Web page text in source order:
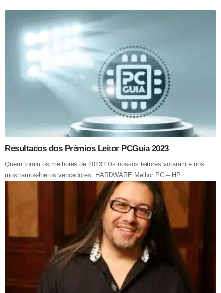
Resultados dos Prémios Leitor PCGuia 2023
Quem foram os melhores de 2023? Os nossos leitores votaram e nós
mostramos-lhe os vencedores. HARDWARE Melhor PC – HP…